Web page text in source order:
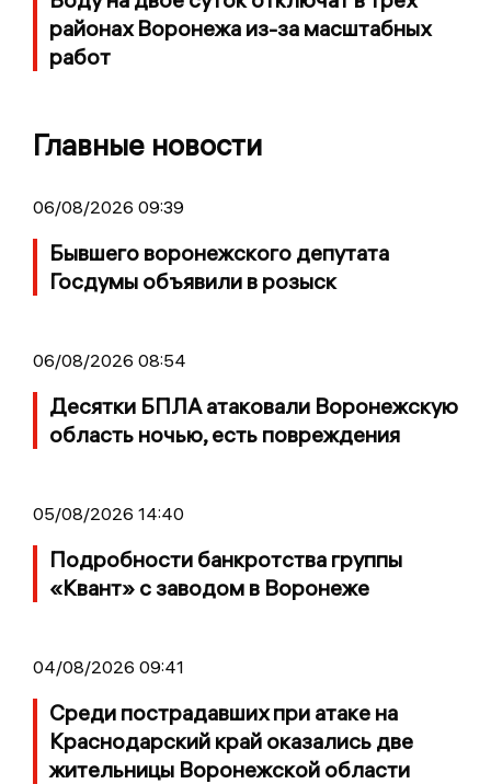
районах Воронежа из-за масштабных
работ
Главные новости
06/08/2026 09:39
Бывшего воронежского депутата
Госдумы объявили в розыск
06/08/2026 08:54
Десятки БПЛА атаковали Воронежскую
область ночью, есть повреждения
05/08/2026 14:40
Подробности банкротства группы
«Квант» с заводом в Воронеже
04/08/2026 09:41
Среди пострадавших при атаке на
Краснодарский край оказались две
жительницы Воронежской области